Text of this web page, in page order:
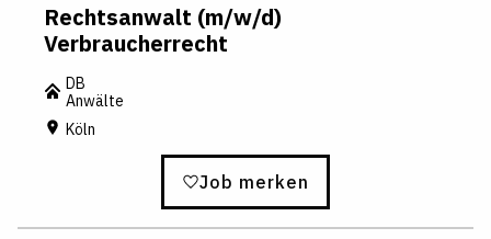
Rechtsanwalt (m/w/d)
Verbraucherrecht
DB
Anwälte
Köln
Job merken